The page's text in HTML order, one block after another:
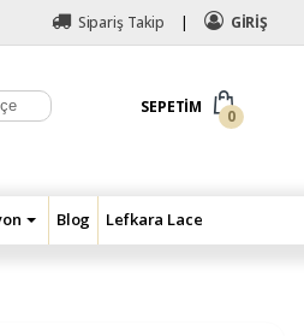
Sipariş Takip GİRİŞ
SEPETIM
0
Blog Lefkara Lace